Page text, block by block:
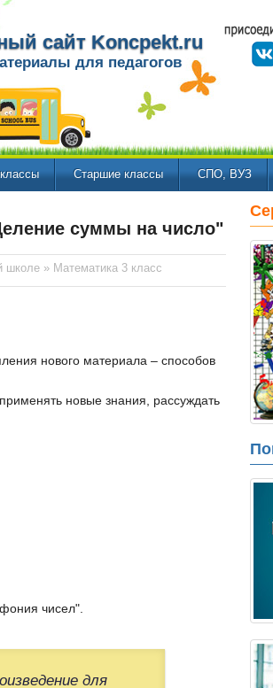
сайт Koncpekt.ru
для педагогов
Старшие классы СПО, ВУЗ
суммы на число"
школе » Математика 3 класс
нового материала – способов
новые знания, рассуждать
чисел".
для